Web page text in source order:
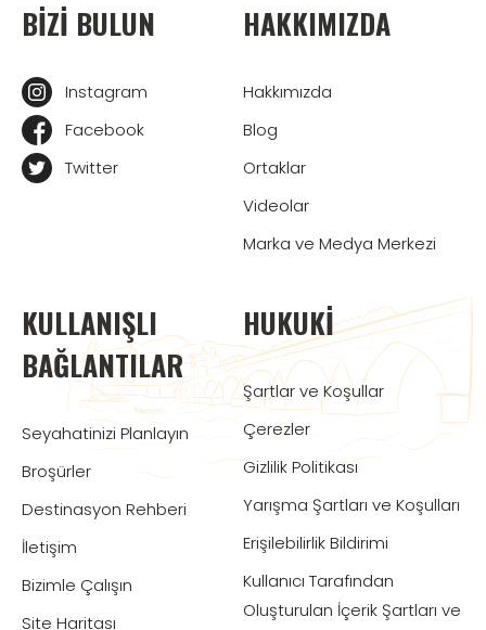
BIZI BULUN
Instagram
Facebook
Twitter
HAKKIMIZDA
Hakkımızda
Blog
Ortaklar
Videolar
Marka ve Medya Merkezi
KULLANIŞLI
BAĞLANTILAR
Seyahatinizi Planlayın
Broşürler
Destinasyon Rehberi
İletişim
Bizimle Çalışın
Site Haritası
HUKUKI
Şartlar ve Koşullar
Çerezler
Gizlilik Politikası
Yarışma Şartları ve Koşulları
Erişilebilirlik Bildirimi
Kullanıcı Tarafından
Oluşturulan İçerik Şartları ve